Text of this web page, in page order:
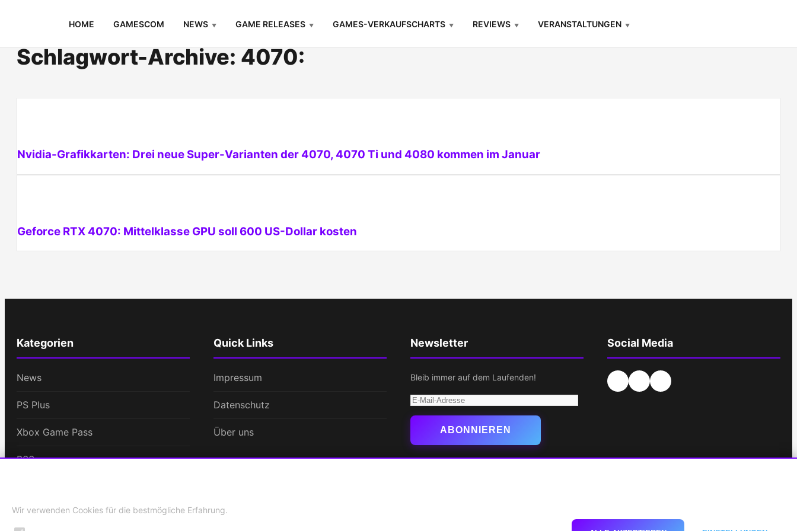
HOME GAMESCOM NEWS GAME RELEASES GAMES-VERKAUFSCHARTS REVIEWS VERANSTALTUNGEN
Schlagwort-Archive: 4070:
Nvidia-Grafikkarten: Drei neue Super-Varianten der 4070, 4070 Ti und 4080 kommen im Januar
Geforce RTX 4070: Mittelklasse GPU soll 600 US-Dollar kosten
Kategorien
News
PS Plus
Xbox Game Pass
RSS
Quick Links
Impressum
Datenschutz
Über uns
Newsletter
Bleib immer auf dem Laufenden!
E-
Mail-
ABONNIEREN
Social Media
Wir verwenden Cookies für die bestmögliche Erfahrung.